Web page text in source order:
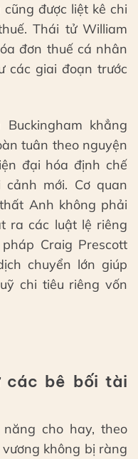
được liệt kê chi
Thái tử William
đơn thuế cá nhân
các giai đoạn trước
khẳng
tuân theo nguyện
đại hóa định chế
mới. Cơ quan
Anh không phải
ra các luật lệ riêng
Craig Prescott
chuyển lớn giúp
chi tiêu riêng vốn
các bê bối tài
cho hay, theo
không bị ràng